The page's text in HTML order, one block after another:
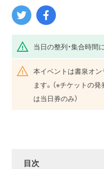
当日の整列・集合時間
本イベントは書泉オ
ます。（※チケットの
は当日券のみ）
目次
ミリタリー
その他
イベント
フェア